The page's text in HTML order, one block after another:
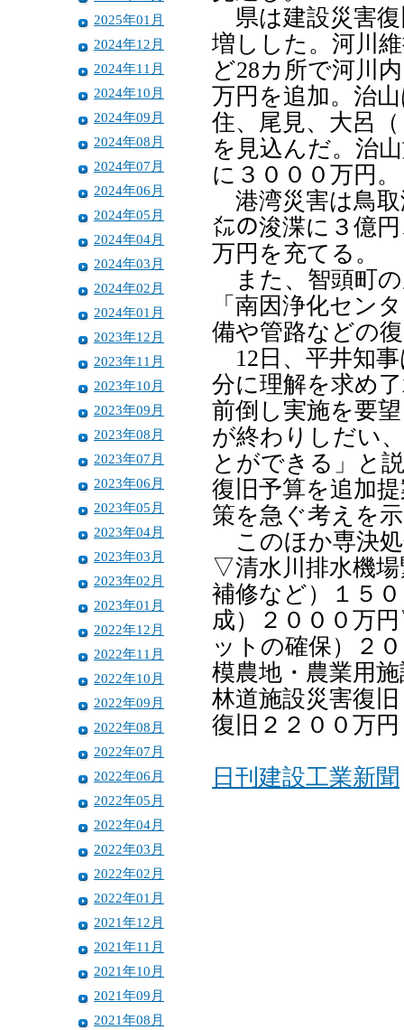
2025年01月
2024年12月
2024年11月
2024年10月
2024年09月
2024年08月
2024年07月
2024年06月
2024年05月
2024年04月
2024年03月
2024年02月
2024年01月
2023年12月
2023年11月
2023年10月
2023年09月
2023年08月
2023年07月
2023年06月
2023年05月
2023年04月
2023年03月
2023年02月
2023年01月
2022年12月
2022年11月
2022年10月
2022年09月
2022年08月
2022年07月
2022年06月
2022年05月
2022年04月
2022年03月
2022年02月
2022年01月
2021年12月
2021年11月
2021年10月
2021年09月
2021年08月
県は建設災害復
増しした。河川
ど28カ所で河川
万円を追加。治
住、尾見、大呂
を見込んだ。治
に３０００万円。
港湾災害は鳥取
㍍の浚渫に３億
万円を充てる。
また、智頭町の
「南因浄化セン
備や管路などの
12日、平井知事
分に理解を求め
前倒し実施を要
が終わりしだい
とができる」と
復旧予算を追加
策を急ぐ考えを
このほか専決
▽清水川排水機場
補修など）１５
成）２０００万
ットの確保）２
模農地・農業用
林道施設災害復
復旧２２００万円
日刊建設工業新聞